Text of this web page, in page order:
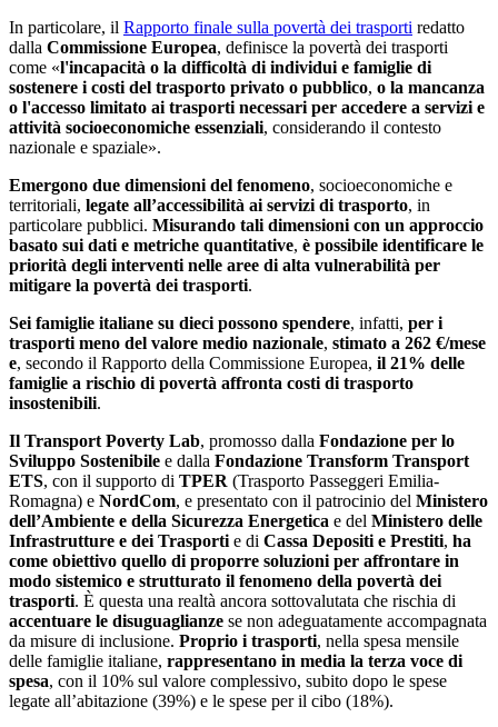
In particolare, il Rapporto finale sulla povertà dei trasporti redatto
dalla Commissione Europea, definisce la povertà dei trasporti
come «l'incapacità o la difficoltà di individui e famiglie di
sostenere i costi del trasporto privato o pubblico, o la mancanza
o l'accesso limitato ai trasporti necessari per accedere a servizi e
attività socioeconomiche essenziali, considerando il contesto
nazionale e spaziale».
Emergono due dimensioni del fenomeno, socioeconomiche e
territoriali, legate all’accessibilità ai servizi di trasporto, in
particolare pubblici. Misurando tali dimensioni con un approccio
basato sui dati e metriche quantitative, è possibile identificare le
priorità degli interventi nelle aree di alta vulnerabilità per
mitigare la povertà dei trasporti.
Sei famiglie italiane su dieci possono spendere, infatti, per i
trasporti meno del valore medio nazionale, stimato a 262 €/mese
e, secondo il Rapporto della Commissione Europea, il 21% delle
famiglie a rischio di povertà affronta costi di trasporto
insostenibili.
Il Transport Poverty Lab, promosso dalla Fondazione per lo
Sviluppo Sostenibile e dalla Fondazione Transform Transport
ETS, con il supporto di TPER (Trasporto Passeggeri Emilia-
Romagna) e NordCom, e presentato con il patrocinio del Ministero
dell’Ambiente e della Sicurezza Energetica e del Ministero delle
Infrastrutture e dei Trasporti e di Cassa Depositi e Prestiti, ha
come obiettivo quello di proporre soluzioni per affrontare in
modo sistemico e strutturato il fenomeno della povertà dei
trasporti. È questa una realtà ancora sottovalutata che rischia di
accentuare le disuguaglianze se non adeguatamente accompagnata
da misure di inclusione. Proprio i trasporti, nella spesa mensile
delle famiglie italiane, rappresentano in media la terza voce di
spesa, con il 10% sul valore complessivo, subito dopo le spese
legate all’abitazione (39%) e le spese per il cibo (18%).